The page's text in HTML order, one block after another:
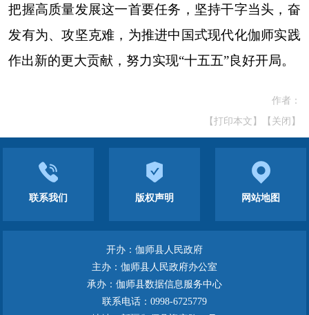
把握高质量发展这一首要任务，坚持干字当头，奋
发有为、攻坚克难，为推进中国式现代化伽师实践
作出新的更大贡献，努力实现“十五五”良好开局。
作者：
【打印本文】
【关闭】
联系我们 版权声明 网站地图
开办：伽师县人民政府
主办：伽师县人民政府办公室
承办：伽师县数据信息服务中心
联系电话：0998-6725779